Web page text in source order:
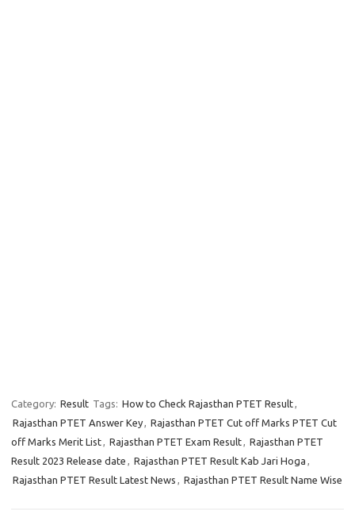
Category: Result Tags: How to Check Rajasthan PTET Result,
Rajasthan PTET Answer Key, Rajasthan PTET Cut off Marks PTET Cut
off Marks Merit List, Rajasthan PTET Exam Result, Rajasthan PTET
Result 2023 Release date , Rajasthan PTET Result Kab Jari Hoga ,
Rajasthan PTET Result Latest News , Rajasthan PTET Result Name Wise